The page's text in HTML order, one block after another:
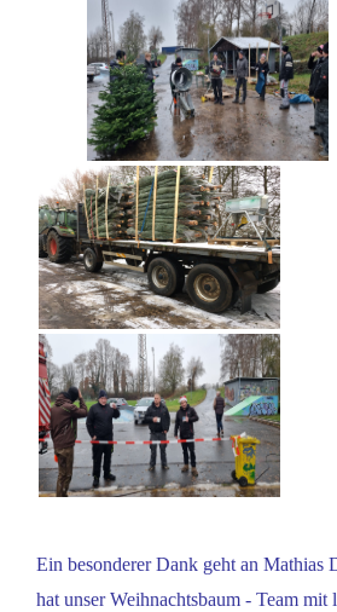
Ein besonderer Dank geht an Mathias
hat unser Weihnachtsbaum - Team mit